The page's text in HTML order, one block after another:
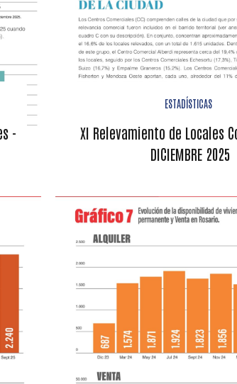
-
ESTADÍSTICAS
XI Relevamiento de Locales
DICIEMBRE 2025